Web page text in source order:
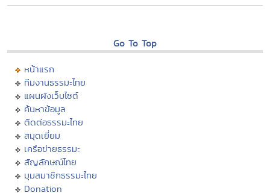
Go To Top
หน้าแรก
ทีมงานธรรมะไทย
แผนผังเว็บไซต์
ค้นหาข้อมูล
ติดต่อธรรมะไทย
สมุดเยี่ยม
เครือข่ายธรรมะ
สัญลักษณ์ไทย
มุมสมาชิกธรรมะไทย
Donation